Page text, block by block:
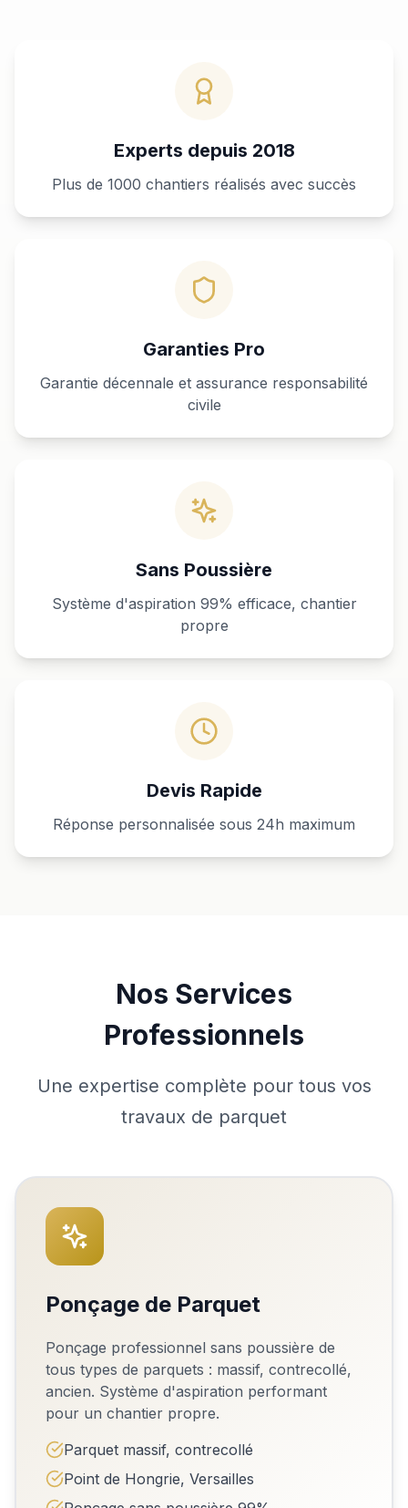
Experts depuis 2018
Plus de 1000 chantiers réalisés avec succès
Garanties Pro
Garantie décennale et assurance responsabilité
civile
Sans Poussière
Système d'aspiration 99% efficace, chantier
propre
Devis Rapide
Réponse personnalisée sous 24h maximum
Nos Services
Professionnels
Une expertise complète pour tous vos
travaux de parquet
Ponçage de Parquet
Ponçage professionnel sans poussière de
tous types de parquets : massif, contrecollé,
ancien. Système d'aspiration performant
pour un chantier propre.
Parquet massif, contrecollé
Point de Hongrie, Versailles